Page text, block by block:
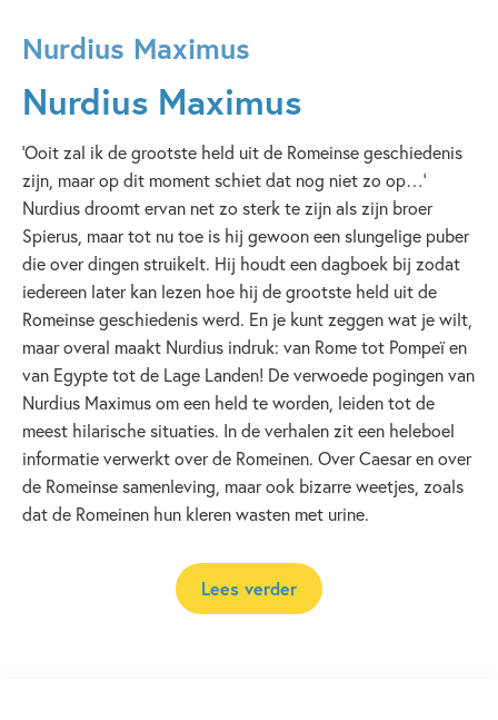
Nurdius Maximus
Nurdius Maximus
‘Ooit zal ik de grootste held uit de Romeinse geschiedenis
zijn, maar op dit moment schiet dat nog niet zo op…’
Nurdius droomt ervan net zo sterk te zijn als zijn broer
Spierus, maar tot nu toe is hij gewoon een slungelige puber
die over dingen struikelt. Hij houdt een dagboek bij zodat
iedereen later kan lezen hoe hij de grootste held uit de
Romeinse geschiedenis werd. En je kunt zeggen wat je wilt,
maar overal maakt Nurdius indruk: van Rome tot Pompeï en
van Egypte tot de Lage Landen! De verwoede pogingen van
Nurdius Maximus om een held te worden, leiden tot de
meest hilarische situaties. In de verhalen zit een heleboel
informatie verwerkt over de Romeinen. Over Caesar en over
de Romeinse samenleving, maar ook bizarre weetjes, zoals
dat de Romeinen hun kleren wasten met urine.
Lees verder